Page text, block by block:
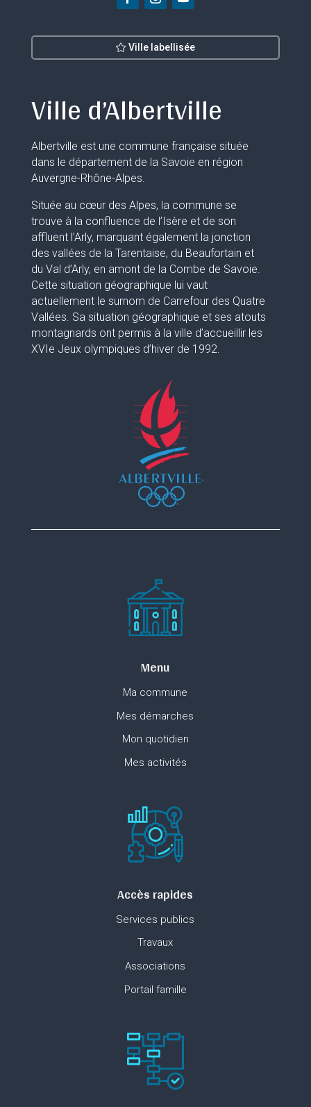
Ville labellisée
Ville d’Albertville
Albertville est une commune française située
dans le département de la Savoie en région
Auvergne-Rhône-Alpes.
Située au cœur des Alpes, la commune se
trouve à la confluence de l’Isère et de son
affluent l’Arly, marquant également la jonction
des vallées de la Tarentaise, du Beaufortain et
du Val d’Arly, en amont de la Combe de Savoie.
Cette situation géographique lui vaut
actuellement le surnom de Carrefour des Quatre
Vallées. Sa situation géographique et ses atouts
montagnards ont permis à la ville d’accueillir les
XVIe Jeux olympiques d’hiver de 1992.
Menu
Ma commune
Mes démarches
Mon quotidien
Mes activités
Accès rapides
Services publics
Travaux
Associations
Portail famille